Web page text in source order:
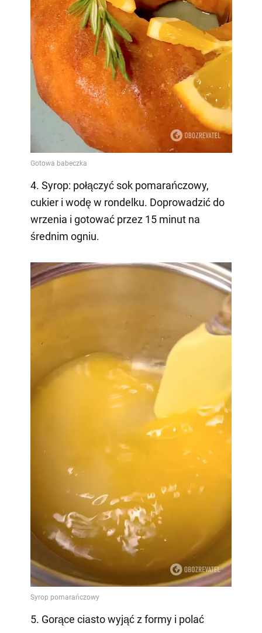
4. Syrop: połączyć sok pomarańczowy,
cukier i wodę w rondelku. Doprowadzić do
wrzenia i gotować przez 15 minut na
średnim ogniu.
5. Gorące ciasto wyjąć z formy i polać